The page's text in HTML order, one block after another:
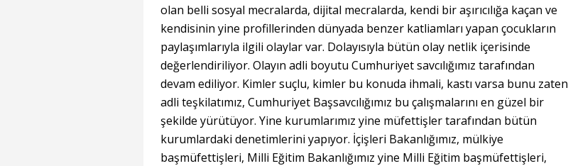
olan belli sosyal mecralarda, dijital mecralarda, kendi bir aşırıcılığa kaçan ve
kendisinin yine profillerinden dünyada benzer katliamları yapan çocukların
paylaşımlarıyla ilgili olaylar var. Dolayısıyla bütün olay netlik içerisinde
değerlendiriliyor. Olayın adli boyutu Cumhuriyet savcılığımız tarafından
devam ediliyor. Kimler suçlu, kimler bu konuda ihmali, kastı varsa bunu zaten
adli teşkilatımız, Cumhuriyet Başsavcılığımız bu çalışmalarını en güzel bir
şekilde yürütüyor. Yine kurumlarımız yine müfettişler tarafından bütün
kurumlardaki denetimlerini yapıyor. İçişleri Bakanlığımız, mülkiye
başmüfettişleri, Milli Eğitim Bakanlığımız yine Milli Eğitim başmüfettişleri,